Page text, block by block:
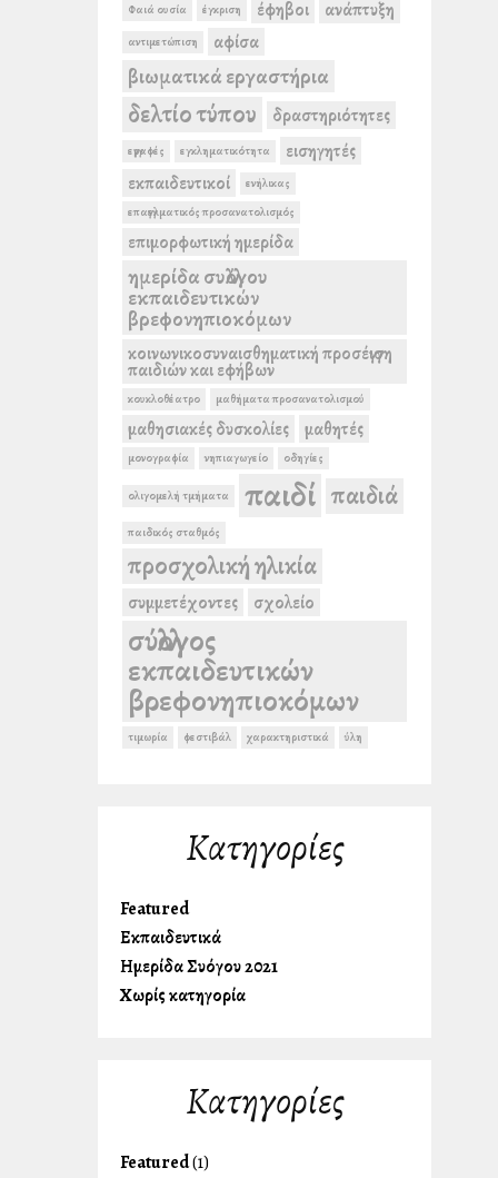
Φαιά ουσία έγκριση έφηβοι ανάπτυξη
αντιμετώπιση αφίσα
βιωματικά εργαστήρια
δελτίο τύπου δραστηριότητες
εγγραφές εγκληματικότητα
εισηγητές
εκπαιδευτικοί
ενήλικας
επαγγελματικός προσανατολισμός
επιμορφωτική ημερίδα
ημερίδα συλλόγου
εκπαιδευτικών
βρεφονηπιοκόμων
κοινωνικοσυναισθηματική προσέγγιση
παιδιών και εφήβων
κουκλοθέατρο μαθήματα προσανατολισμού
μαθησιακές δυσκολίες μαθητές
μονογραφία νηπιαγωγείο οδηγίες
ολιγομελή τμήματα παιδί παιδιά
παιδικός σταθμός
προσχολική ηλικία
συμμετέχοντες σχολείο
σύλλογος
εκπαιδευτικών
βρεφονηπιοκόμων
τιμωρία φεστιβάλ χαρακτηριστικά ύλη
Kατηγορίες
Featured
Εκπαιδευτικά
Ημερίδα Συλλόγου 2021
Χωρίς κατηγορία
Kατηγορίες
Featured(1)